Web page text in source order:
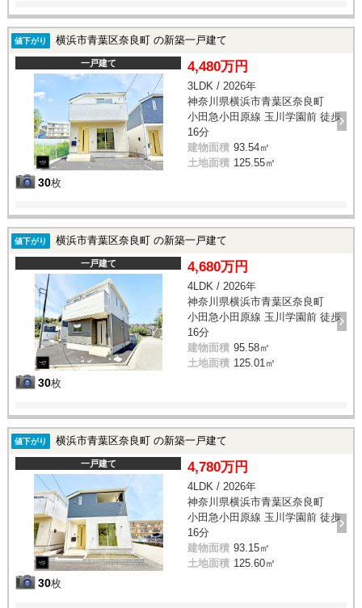
値下がり 横浜市青葉区奈良町 の新築一戸建て
一戸建て
30枚
4,480万円
3LDK / 2026年
神奈川県横浜市青葉区奈良町
小田急小田原線 玉川学園前 徒歩
16分
建物面積 93.54㎡
土地面積 125.55㎡
値下がり 横浜市青葉区奈良町 の新築一戸建て
一戸建て
30枚
4,680万円
4LDK / 2026年
神奈川県横浜市青葉区奈良町
小田急小田原線 玉川学園前 徒歩
16分
建物面積 95.58㎡
土地面積 125.01㎡
値下がり 横浜市青葉区奈良町 の新築一戸建て
一戸建て
30枚
4,780万円
4LDK / 2026年
神奈川県横浜市青葉区奈良町
小田急小田原線 玉川学園前 徒歩
16分
建物面積 93.15㎡
土地面積 125.60㎡